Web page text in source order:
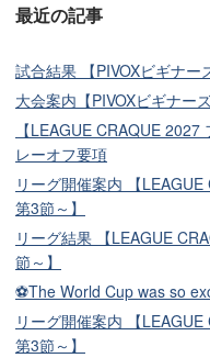
最近の記事
試合結果 【PIVOXビギナー
大会案内【PIVOXビギナー
【LEAGUE CRAQUE
レーオフ要項
リーグ開催案内 【
第3節～】
リーグ結果 【LEAGUE
節～】
⚽The World Cup was so
リーグ開催案内 【
第3節～】